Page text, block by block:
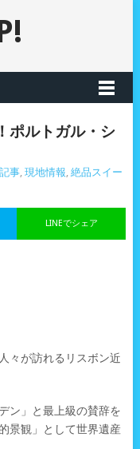
ポルトガル・シ
事, 現地情報, 絶品スイー
LINEでシェア
々が訪れるリスボン近
ン」と最上級の賛辞を
景観」として世界遺産